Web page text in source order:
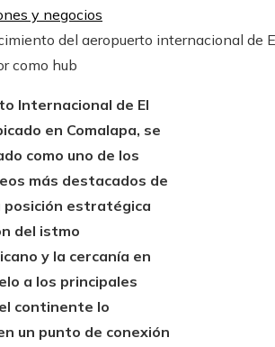
y negocios
del aeropuerto internacional de
como hub
Internacional de El
en Comalapa, se
como uno de los
más destacados de
posición estratégica
del istmo
y la cercanía en
a los principales
continente lo
un punto de conexión